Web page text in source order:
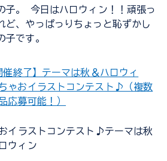
子。 今日はハロウィン！！頑張っ
ど、やっぱっりちょっと恥ずかし
子です。
催終了】テーマは秋＆ハロウィ
ゃおイラストコンテスト♪（複数
応募可能！）
おイラストコンテスト♪テーマは秋
ウィン